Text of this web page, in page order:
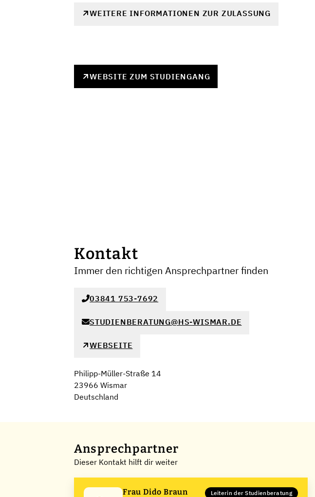
WEITERE INFORMATIONEN ZUR ZULASSUNG
WEBSITE ZUM STUDIENGANG
Kontakt
Immer den richtigen Ansprechpartner finden
03841 753-7692
STUDIENBERATUNG@HS-WISMAR.DE
WEBSEITE
Philipp-Müller-Straße 14
23966 Wismar
Deutschland
Ansprechpartner
Dieser Kontakt hilft dir weiter
Frau Dido Braun Leiterin der Studienberatung